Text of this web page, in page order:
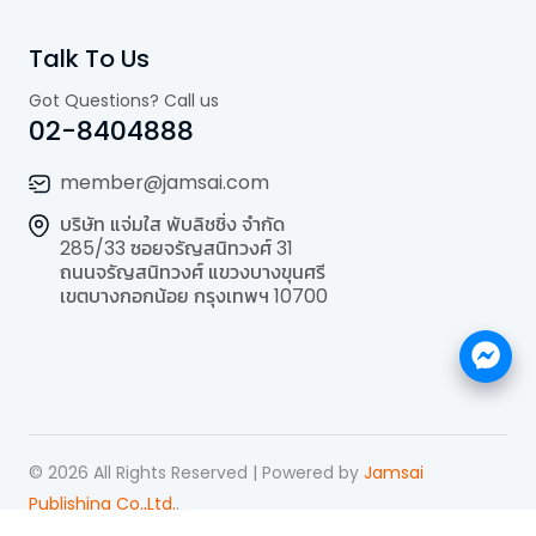
Talk To Us
Got Questions? Call us
02-8404888
member@jamsai.com
บริษัท แจ่มใส พับลิชชิ่ง จำกัด
285/33 ซอยจรัญสนิทวงศ์ 31
ถนนจรัญสนิทวงศ์ แขวงบางขุนศรี
เขตบางกอกน้อย กรุงเทพฯ 10700
© 2026 All Rights Reserved | Powered by Jamsai
Publishing Co.,Ltd..